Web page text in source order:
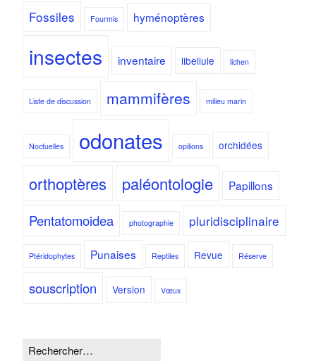
Fossiles Fourmis hyménoptères
insectes inventaire libellule lichen
Liste de discussion mammifères milieu marin
Noctuelles odonates opilions orchidées
orthoptères paléontologie Papillons
Pentatomoidea photographie pluridisciplinaire
Ptéridophytes Punaises Reptiles Revue Réserve
souscription Version Vœux